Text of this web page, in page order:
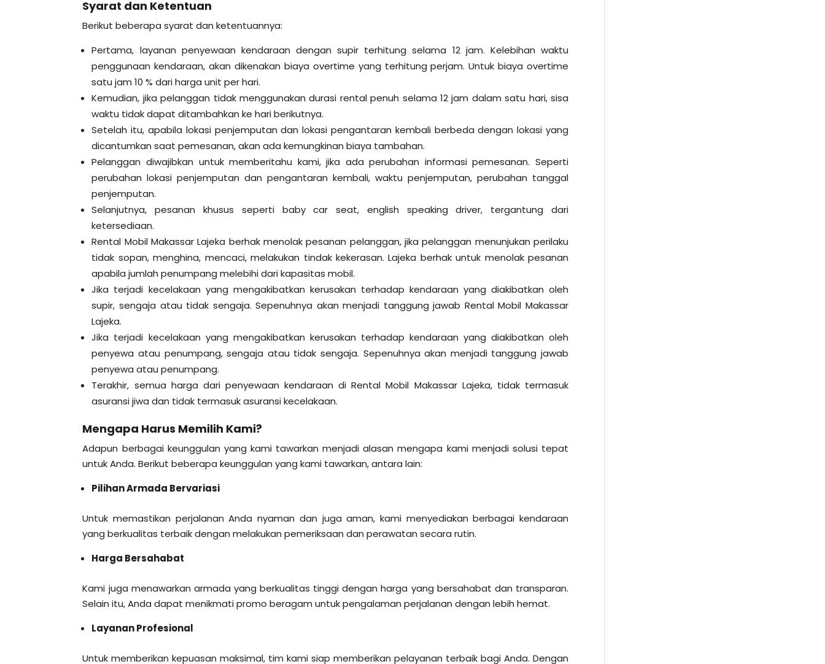
Syarat dan Ketentuan
Berikut beberapa syarat dan ketentuannya:
Pertama, layanan penyewaan kendaraan dengan supir terhitung selama 12 jam. Kelebihan waktu
penggunaan kendaraan, akan dikenakan biaya overtime yang terhitung perjam. Untuk biaya overtime
satu jam 10 % dari harga unit per hari.
Kemudian, jika pelanggan tidak menggunakan durasi rental penuh selama 12 jam dalam satu hari, sisa
waktu tidak dapat ditambahkan ke hari berikutnya.
Setelah itu, apabila lokasi penjemputan dan lokasi pengantaran kembali berbeda dengan lokasi yang
dicantumkan saat pemesanan, akan ada kemungkinan biaya tambahan.
Pelanggan diwajibkan untuk memberitahu kami, jika ada perubahan informasi pemesanan. Seperti
perubahan lokasi penjemputan dan pengantaran kembali, waktu penjemputan, perubahan tanggal
penjemputan.
Selanjutnya, pesanan khusus seperti baby car seat, english speaking driver, tergantung dari
ketersediaan.
Rental Mobil Makassar Lajeka berhak menolak pesanan pelanggan, jika pelanggan menunjukan perilaku
tidak sopan, menghina, mencaci, melakukan tindak kekerasan. Lajeka berhak untuk menolak pesanan
apabila jumlah penumpang melebihi dari kapasitas mobil.
Jika terjadi kecelakaan yang mengakibatkan kerusakan terhadap kendaraan yang diakibatkan oleh
supir, sengaja atau tidak sengaja. Sepenuhnya akan menjadi tanggung jawab Rental Mobil Makassar
Lajeka.
Jika terjadi kecelakaan yang mengakibatkan kerusakan terhadap kendaraan yang diakibatkan oleh
penyewa atau penumpang, sengaja atau tidak sengaja. Sepenuhnya akan menjadi tanggung jawab
penyewa atau penumpang.
Terakhir, semua harga dari penyewaan kendaraan di Rental Mobil Makassar Lajeka, tidak termasuk
asuransi jiwa dan tidak termasuk asuransi kecelakaan.
Mengapa Harus Memilih Kami?
Adapun berbagai keunggulan yang kami tawarkan menjadi alasan mengapa kami menjadi solusi tepat
untuk Anda. Berikut beberapa keunggulan yang kami tawarkan, antara lain:
Pilihan Armada Bervariasi
Untuk memastikan perjalanan Anda nyaman dan juga aman, kami menyediakan berbagai kendaraan
yang berkualitas terbaik dengan melakukan pemeriksaan dan perawatan secara rutin.
Harga Bersahabat
Kami juga menawarkan armada yang berkualitas tinggi dengan harga yang bersahabat dan transparan.
Selain itu, Anda dapat menikmati promo beragam untuk pengalaman perjalanan dengan lebih hemat.
Layanan Profesional
Untuk memberikan kepuasan maksimal, tim kami siap memberikan pelayanan terbaik bagi Anda. Dengan